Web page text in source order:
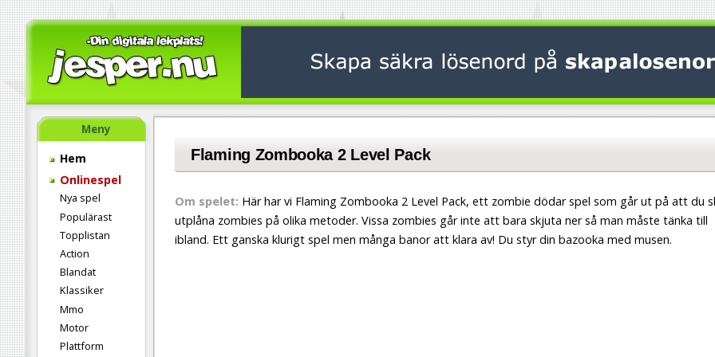
Meny
Hem
Onlinespel
Nya spel
Populärast
Topplistan
Action
Blandat
Klassiker
Mmo
Motor
Plattform
Flaming Zombooka 2 Level Pack
Om spelet: Här har vi Flaming Zombooka 2 Level Pack, ett zombie dödar spel som går ut på att du
utplåna zombies på olika metoder. Vissa zombies går inte att bara skjuta ner så man måste tänka till
ibland. Ett ganska klurigt spel men många banor att klara av! Du styr din bazooka med musen.